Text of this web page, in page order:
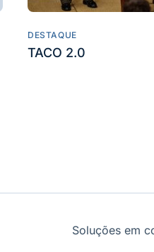
DESTAQUE
TACO 2.0
Soluções em